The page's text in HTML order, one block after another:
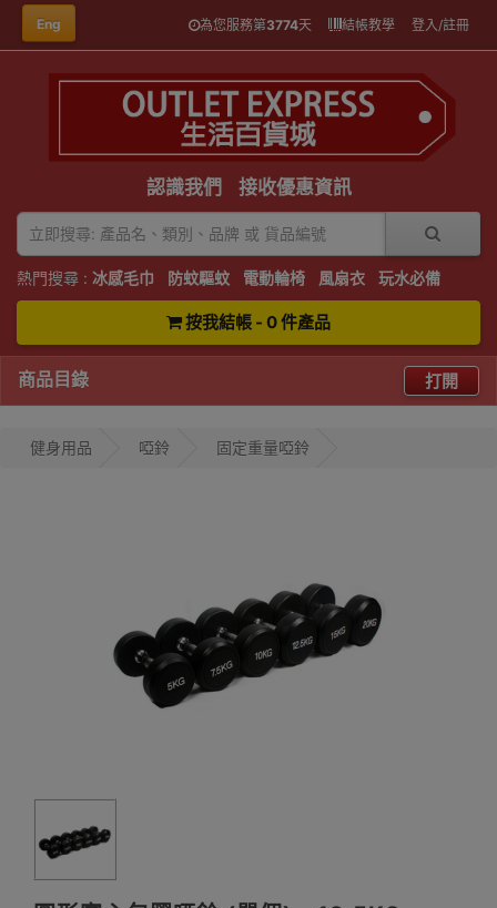
Eng 為您服務第3774天 結帳教學 登入/註冊
認識我們 接收優惠資訊
熱門搜尋 : 冰感毛巾 防蚊驅蚊 電動輪椅 風扇衣 玩水必備
按我結帳 - 0 件產品
商品目錄 打開
健身用品 啞鈴 固定重量啞鈴